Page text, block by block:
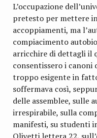
L’occupazione
pretesto per mettere
accoppiamenti, ma
compiacimento
arricchire di dettagli il
consentissero i canoni
troppo esigente in
soffermava così,
delle assemblee, sulle
irrespirabile, sulla
manifesti, su studenti